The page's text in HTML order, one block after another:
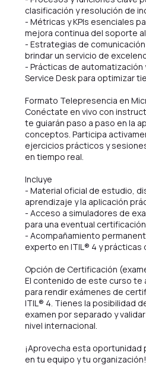
clasificación y resolución de
- Métricas y KPIs esenciales
mejora continua del soporte al
- Estrategias de
brindar un servicio de
- Prácticas de automatización
Service Desk para optimizar
Formato Telepresencia en
Conéctate en vivo con
te guiarán paso a paso en la
conceptos. Participa
ejercicios prácticos y
en tiempo real.
Incluye
- Material oficial de estudio,
aprendizaje y la aplicación
- Acceso a simuladores de
para una eventual certificación.
- Acompañamiento
experto en ITIL® 4 y prácticas
Opción de Certificación
El contenido de este curso te
para rendir exámenes de
ITIL® 4. Tienes la posibilidad
examen por separado y
nivel internacional.
¡Aprovecha esta oportunidad
en tu equipo y tu organización!